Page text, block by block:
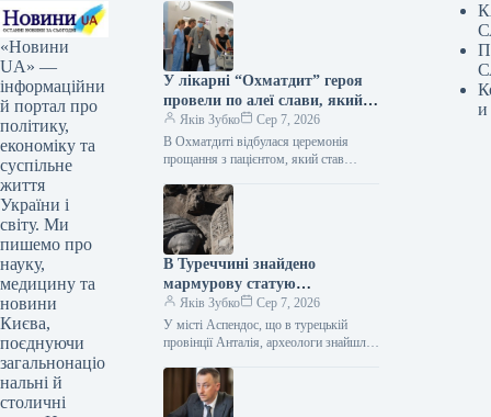
«Новини
UA» —
інформаційни
й портал про
політику,
економіку та
суспільне
життя
України і
світу. Ми
пишемо про
науку,
медицину та
новини
Києва,
поєднуючи
загальнонаціо
нальні й
столичні
У лікарні “Охматдит” героя
провели по алеї слави, який
став посмертним донором
Яків Зубко
Сер 7, 2026
В Охматдиті відбулася церемонія
прощання з пацієнтом, який став
пресслужба Національної дитячої
спеціалізованої лікарні “Охматдит”
поінформувала…
В Туреччині знайдено
мармурову статую
давньогрецького бога
зцілення, що датується 1800
роками.
Яків Зубко
Сер 7, 2026
У місті Аспендос, що в турецькій
провінції Анталія, археологи знайшли
образ давньогрецького божества
медицини Асклепія та…
и